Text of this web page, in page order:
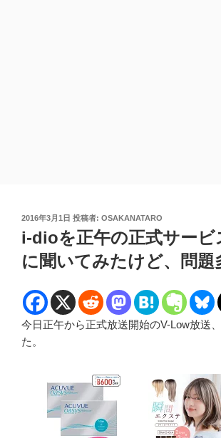
投
稿
日:
2016年3月1日 投稿者: OSAKANATARO
i-dioを正午の正式サービ
に聞いてみたけど、問題
今日正午から正式放送開始のV-Low放送、
た。